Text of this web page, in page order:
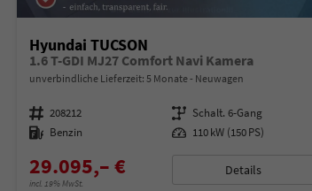
Hyundai TUCSON
1.6 T-GDI MJ27 Comfort Navi Kamera
unverbindliche Lieferzeit: 5 Monate Neuwagen
Fahrzeugnummer 208212 Getriebe Schalt. 6-Gang
Kraftstoff Benzin Leistung 110 kW (150 PS)
29.095,– €
incl. 19% MwSt.
Details